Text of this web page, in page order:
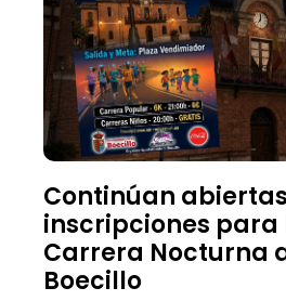
Continúan
inscripciones para
Carrera Nocturna
Boecillo